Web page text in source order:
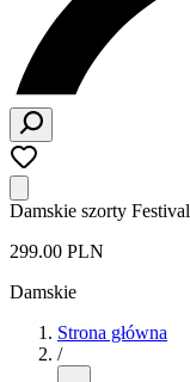
Damskie szorty Festival
299.00 PLN
Damskie
Strona główna
/
...